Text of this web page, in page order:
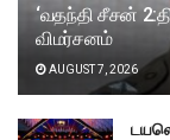
‘வதந்தி சீசன்
விமர்சனம்
AUGUST 7, 2026